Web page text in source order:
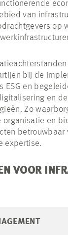
CARRIERE
CONTACT
van
op
bij de
ESG en
en
Zo
organisatie en
betrouwbaar
expertise.
VOOR